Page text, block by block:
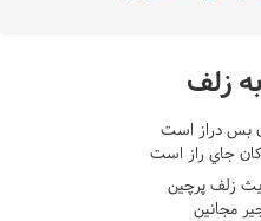
زلف
بس دراز است
جاي راز است
زلف پرچين
مجانين